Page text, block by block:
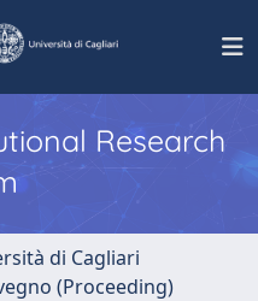
Research
di Cagliari
(Proceeding)